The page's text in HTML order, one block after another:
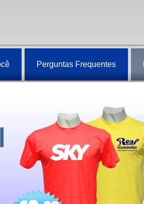
Perguntas Frequentes